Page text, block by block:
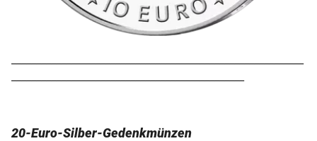
20-Euro-Silber-Gedenkmünzen